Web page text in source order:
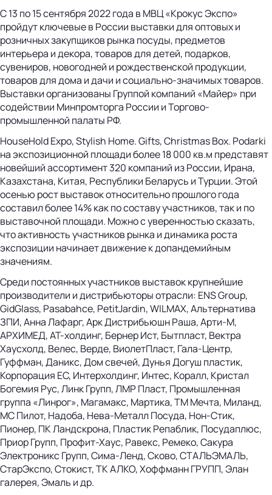
С 13 по 15 сентября 2022года в МВЦ «Крокус Экспо»
пройдут ключевые в России выставки для оптовых и
розничных закупщиков рынка посуды, предметов
интерьера и декора, товаров для детей, подарков,
сувениров, новогодней и рождественской продукции,
товаров для дома и дачи и социально-значимых товаров.
Выставки организованы Группой компаний «Майер» при
содействии Минпромторга России и Торгово-
промышленной палаты РФ.
HouseHold Expo, Stylish Home. Gifts, Christmas Box. Podarki
на экспозиционной площади более 18 000 кв.м представят
новейший ассортимент 320 компаний из России, Ирана,
Казахстана, Китая, Республики Беларусь и Турции. Этой
осенью рост выставок относительно прошлого года
составил более 14% как по составу участников, так и по
выставочной площади. Можно с уверенностью сказать,
что активность участников рынка и динамика роста
экспозиции начинает движение к допандемийным
значениям.
Среди постоянных участников выставок крупнейшие
производители и дистрибьюторы отрасли: ENS Group,
GidGlass, Pasabahce, PetitJardin, WILMAX, Альтернатива
ЗПИ, Анна Лафарг, Арк Дистрибьюшн Раша, Арти-М,
АРХИМЕД, АТ-холдинг, Бернер Ист, Бытпласт, Вектра
Хаусхолд, Велес, Верде, ВиолетПласт, Гала-Центр,
Гуффман, Даникс, Дом свечей, Дунья Догуш пластик,
Корпорация ЕС, Интерхолдинг, Интес, Коралл, Кристал
Богемия Рус, Линк Групп, ЛМР Пласт, Промышленная
группа «Линрог», Магамакс, Мартика, ТМ Мечта, Миланд,
МС Пилот, Надоба, Нева-Металл Посуда, Нон-Стик,
Пионер, ПК Ландскрона, Пластик Репаблик, Посудаплюс,
Приор Групп, Профит-Хаус, Равекс, Ремеко, Сакура
Электроникс Групп, Сима-Ленд, Сково, СТАЛЬЭМАЛЬ,
СтарЭкспо, Стокист, ТК АЛКО, Хоффманн ГРУПП, Элан
галерея, Эмаль и др.